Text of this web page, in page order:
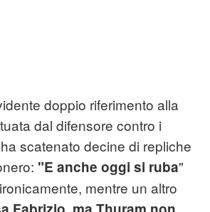
doppio riferimento alla
dal difensore contro i
scatenato decine di repliche
"E anche oggi si ruba"
mentre un altro